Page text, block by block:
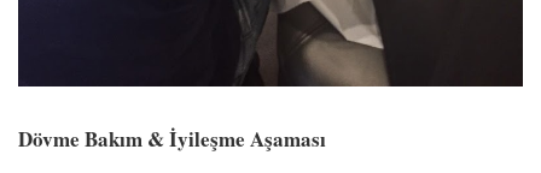
Dövme Bakım & İyileşme Aşaması